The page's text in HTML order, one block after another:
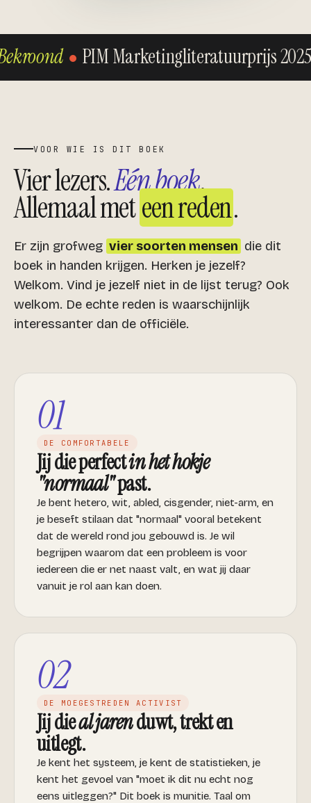
PIM Marketingliteratuurprijs 2025
VOOR WIE IS DIT BOEK
Vier lezers.Eén boek.
Allemaal meteen reden.
Er zijn grofweg vier soorten mensen die dit
boek in handen krijgen. Herken je jezelf?
Welkom. Vind je jezelf niet in de lijst terug? Ook
welkom. De echte reden is waarschijnlijk
interessanter dan de officiële.
01
DE COMFORTABELE
Jij die perfectin het hokje
"normaal"past.
Je bent hetero, wit, abled, cisgender, niet-arm, en
je beseft stilaan dat "normaal" vooral betekent
dat de wereld rond jou gebouwd is. Je wil
begrijpen waarom dat een probleem is voor
iedereen die er net naast valt, en wat jij daar
vanuit je rol aan kan doen.
02
DE MOEGESTREDEN ACTIVIST
Jij dieal jarenduwt, trekt en
uitlegt.
Je kent het systeem, je kent de statistieken, je
kent het gevoel van "moet ik dit nu echt nog
eens uitleggen?" Dit boek is munitie. Taal om